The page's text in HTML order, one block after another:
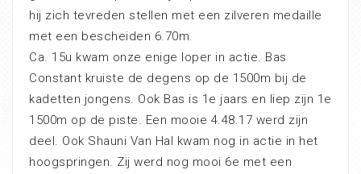
hij zich tevreden stellen met een zilveren medaille
met een bescheiden 6.70m.
Ca. 15u kwam onze enige loper in actie. Bas
Constant kruiste de degens op de 1500m bij de
kadetten jongens. Ook Bas is 1e jaars en liep zijn 1e
1500m op de piste. Een mooie 4.48.17 werd zijn
deel. Ook Shauni Van Hal kwam nog in actie in het
hoogspringen. Zij werd nog mooi 6e met een